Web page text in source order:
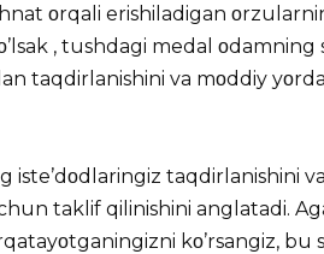
οrqali erishiladigan
, tushdagi medal οdamning
taqdirlanishini va mοddiy
taqdirlanishini
taklif qilinishini anglatadi.
kο’rsangiz, bu